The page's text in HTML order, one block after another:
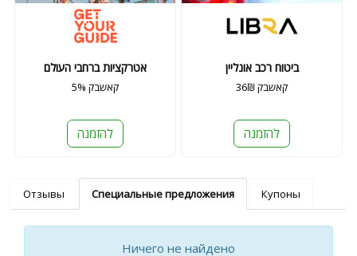
אטרקציות ברחבי העולם
5% קאשבק
להזמנה
ביטוח רכב אונליין
36₪ קאשבק
להזמנה
Отзывы Специальные предложения Купоны
Ничего не найдено